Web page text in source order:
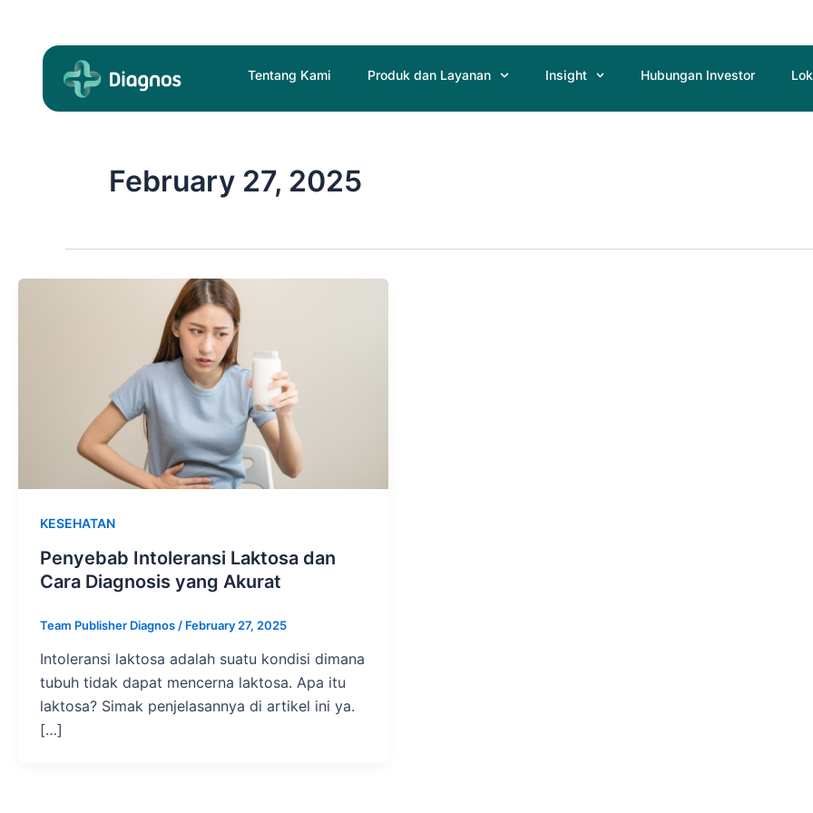
content
Tentang Kami Produk dan Layanan Insight Hubungan Investor
February 27, 2025
KESEHATAN
Penyebab Intoleransi Laktosa dan
Cara Diagnosis yang Akurat
Team Publisher Diagnos / February 27, 2025
Intoleransi laktosa adalah suatu kondisi dimana
tubuh tidak dapat mencerna laktosa. Apa itu
laktosa? Simak penjelasannya di artikel ini ya.
[…]